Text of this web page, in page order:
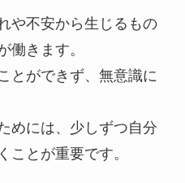
や不安から生じるもの
働きます。
とができず、無意識に
めには、少しずつ自分
ことが重要です。